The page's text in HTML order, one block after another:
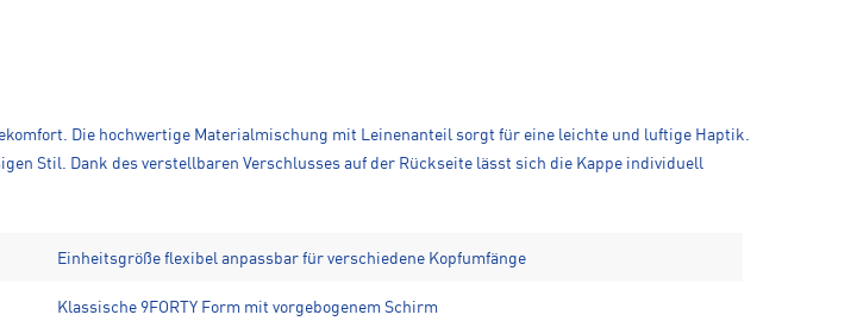
Die hochwertige Materialmischung mit Leinenanteil sorgt für eine leichte und luftige Haptik.
Stil. Dank des verstellbaren Verschlusses auf der Rückseite lässt sich die Kappe individuell
Einheitsgröße flexibel anpassbar für verschiedene Kopfumfänge
Klassische 9FORTY Form mit vorgebogenem Schirm